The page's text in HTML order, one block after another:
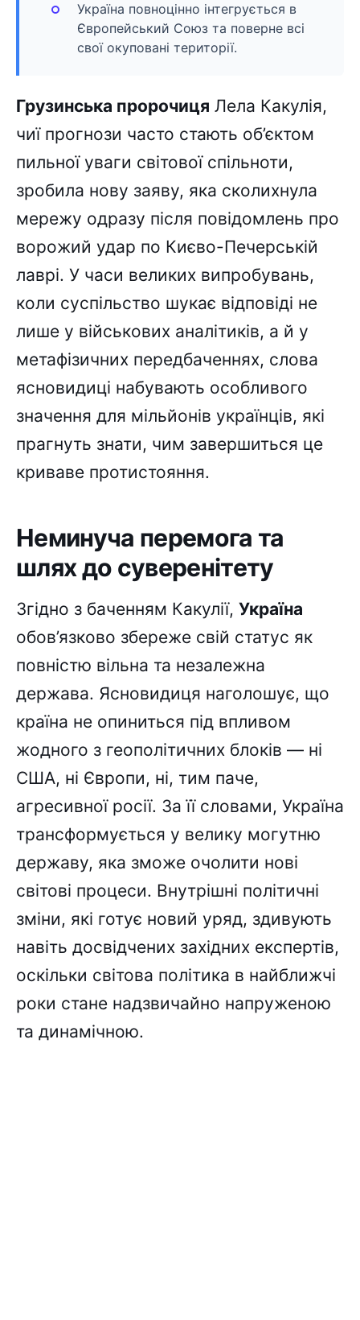
Україна повноцінно інтегрується в
Європейський Союз та поверне всі
свої окуповані території.
Грузинська пророчиця Лела Какулія,
чиї прогнози часто стають об’єктом
пильної уваги світової спільноти,
зробила нову заяву, яка сколихнула
мережу одразу після повідомлень про
ворожий удар по Києво-Печерській
лаврі. У часи великих випробувань,
коли суспільство шукає відповіді не
лише у військових аналітиків, а й у
метафізичних передбаченнях, слова
ясновидиці набувають особливого
значення для мільйонів українців, які
прагнуть знати, чим завершиться це
криваве протистояння.
Неминуча перемога та
шлях до суверенітету
Згідно з баченням Какулії, Україна
обов’язково збереже свій статус як
повністю вільна та незалежна
держава. Ясновидиця наголошує, що
країна не опиниться під впливом
жодного з геополітичних блоків — ні
США, ні Європи, ні, тим паче,
агресивної росії. За її словами, Україна
трансформується у велику могутню
державу, яка зможе очолити нові
світові процеси. Внутрішні політичні
зміни, які готує новий уряд, здивують
навіть досвідчених західних експертів,
оскільки світова політика в найближчі
роки стане надзвичайно напруженою
та динамічною.